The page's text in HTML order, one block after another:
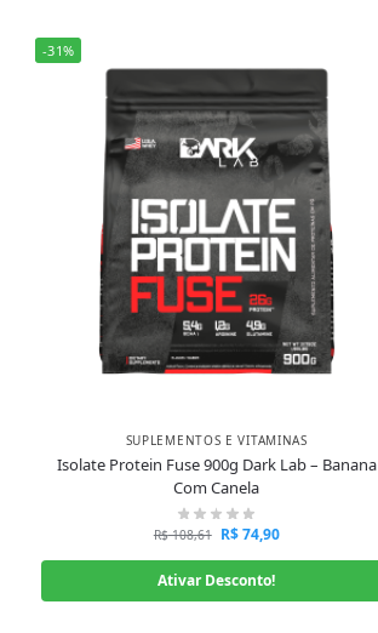
-31%
SUPLEMENTOS E VITAMINAS
Isolate Protein Fuse 900g Dark Lab – Banana
Com Canela
R$108,61 R$74,90
Ativar Desconto!